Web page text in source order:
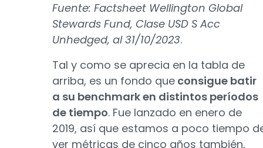
Fuente: Factsheet Wellington Global
Stewards Fund, Clase USD S Acc
Unhedged, al 31/10/2023.
Tal y como se aprecia en la tabla de
arriba, es un fondo que consigue batir
a su benchmark en distintos períodos
de tiempo. Fue lanzado en enero de
2019, así que estamos a poco tiempo
ver métricas de cinco años también,